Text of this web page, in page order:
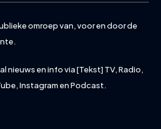
omroep van, voor en door de
nieuws en info via [Tekst] TV, Radio,
Instagram en Podcast.